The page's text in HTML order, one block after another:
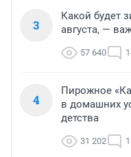
3
Какой будет
августа, —
57 640
4
Пирожное
в домашних
детства
31 202